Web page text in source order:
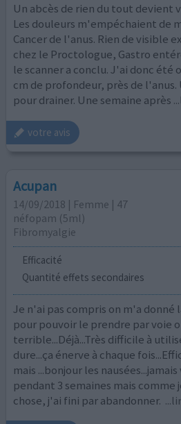
Un abcès de rien du tout devient
Les douleurs m'empéchaient de
Cancer de l'anus. Rien de visible
chez le Proctologue, Gastro
le scanner a conclu. J'ai donc été
cm de profondeur, près de
pour drainer. Une semaine après
votre avis
Acupan
14/09/2018 | Femme | 47
néfopam (5ml)
Fibromyalgie
Efficacité
Quantité effets secondaires
Je n'ai pas compris on m'a
pour pouvoir le prendre par voie
terrible...Déjà...Très difficile à
dure...ça énerve à chaque
mais ...bonjour les
pendant 3 semaines mais comme
chose, j'ai fini par abandonner.